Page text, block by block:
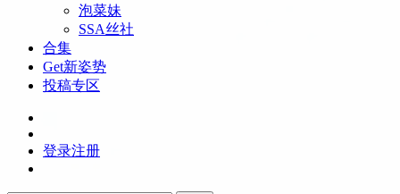
泡菜妹
SSA丝社
合集
Get新姿势
投稿专区
登录注册